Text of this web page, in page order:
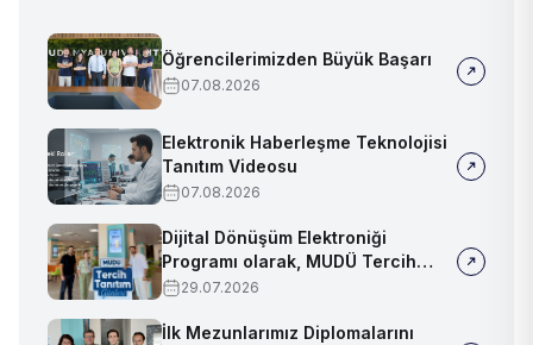
Öğrencilerimizden Büyük Başarı
07.08.2026
Elektronik Haberleşme Teknolojisi
Tanıtım Videosu
07.08.2026
Dijital Dönüşüm Elektroniği
Programı olarak, MUDÜ Tercih
Tanıtım Günleri'nde biz de
29.07.2026
İlk Mezunlarımız Diplomalarını